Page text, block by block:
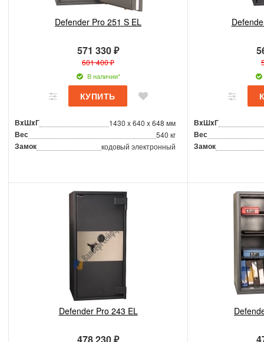
Defender Pro 251 S EL
571 330 ₽
601 400 ₽
В наличии*
ВxШxГ 1430 x 640 x 648 мм
Вес 540 кг
Замок кодовый электронный
ВxШxГ
Вес
Замок
Defender Pro 243 EL